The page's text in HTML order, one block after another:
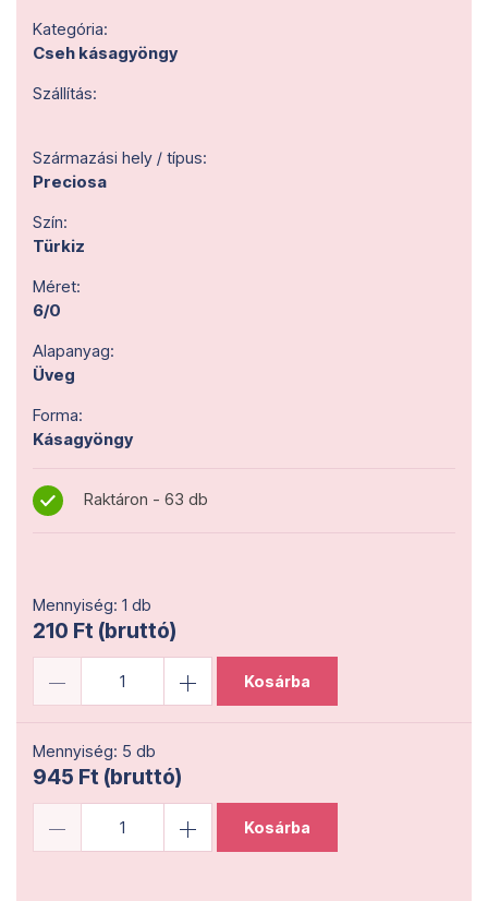
Kategória:
Cseh kásagyöngy
Szállítás:
Származási hely / típus:
Preciosa
Szín:
Türkiz
Méret:
6/0
Alapanyag:
Üveg
Forma:
Kásagyöngy
Raktáron - 63 db
Mennyiség: 1 db
210 Ft (bruttó)
Kosárba
Mennyiség: 5 db
945 Ft (bruttó)
Kosárba